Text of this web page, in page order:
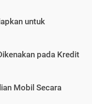
untuk
pada Kredit
Mobil Secara